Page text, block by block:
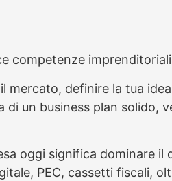
competenze
mercato, definire la tua
di un business plan solido,
oggi significa dominare
PEC, cassetti fiscali,